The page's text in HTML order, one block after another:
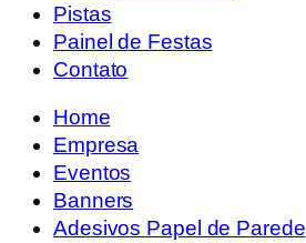
Pistas
Painel de Festas
Contato
Home
Empresa
Eventos
Banners
Adesivos Papel de Parede